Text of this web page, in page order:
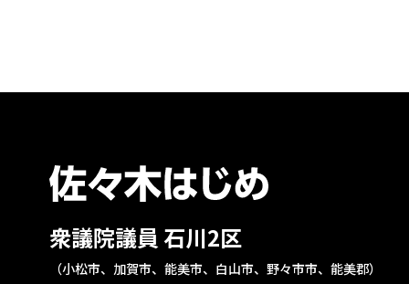
衆議院議員 石川2区
（小松市、加賀市、能美市、白山市、野々市市、能美郡）